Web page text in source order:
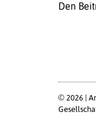
Den
© 2026 |